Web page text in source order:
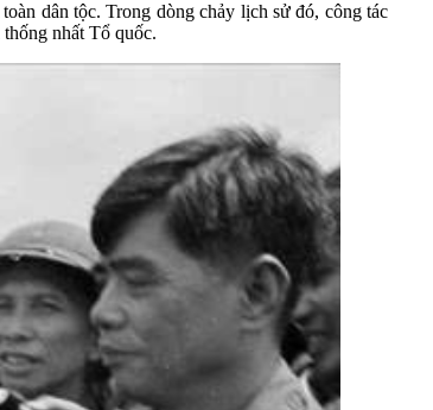
dân tộc. Trong dòng chảy lịch sử đó, công tác
nhất Tổ quốc.